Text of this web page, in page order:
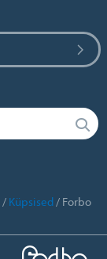
Küpsised
Forbo